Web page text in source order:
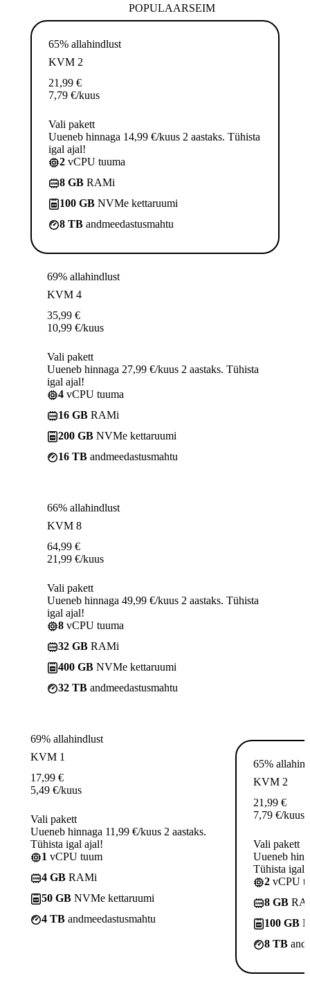
POPULAARSEIM
65% allahindlust
KVM 2
21,99 €
7,79 €/kuus
Vali pakett
Uueneb hinnaga 14,99 €/kuus 2 aastaks. Tühista
igal ajal!
2 vCPU tuuma
8 GB RAMi
100 GB NVMe kettaruumi
8 TB andmeedastusmahtu
69% allahindlust
KVM 4
35,99 €
10,99 €/kuus
Vali pakett
Uueneb hinnaga 27,99 €/kuus 2 aastaks. Tühista
igal ajal!
4 vCPU tuuma
16 GB RAMi
200 GB NVMe kettaruumi
16 TB andmeedastusmahtu
66% allahindlust
KVM 8
64,99 €
21,99 €/kuus
Vali pakett
Uueneb hinnaga 49,99 €/kuus 2 aastaks. Tühista
igal ajal!
8 vCPU tuuma
32 GB RAMi
400 GB NVMe kettaruumi
32 TB andmeedastusmahtu
69% allahindlust
KVM 1
17,99 €
5,49 €/kuus
Vali pakett
Uueneb hinnaga 11,99 €/kuus 2 aastaks.
Tühista igal ajal!
1 vCPU tuum
4 GB RAMi
50 GB NVMe kettaruumi
4 TB andmeedastusmahtu
65%
KVM 2
21,99 €
7,79 €/kuus
Vali pakett
Uueneb
Tühista igal
2 vCPU
8 GB
100 GB
8 TB